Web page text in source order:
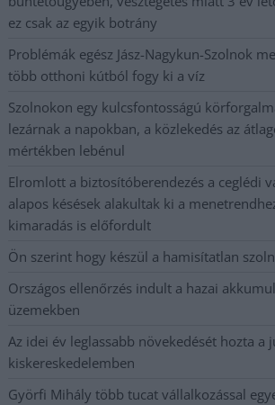
ez csak az egyik botrány
Problémák egész Jász-Nagykun-Szolnok
több otthoni kútból fogy ki a víz
Szolnokon egy kulcsfontosságú
lezárnak a napokban, a közlekedés az
mértékben lebénul
Elromlott a biztosítóberendezés a ceglédi
alapos késések alakultak ki a
kimaradás is előfordult
Ön szerint hogy készül a hamisítatlan
Országos ellenőrzés indult a hazai
üzemekben
Az idei év leglassabb növekedését hozta a
kiskereskedelemben
Györfi Mihály több tucat vállalkozással